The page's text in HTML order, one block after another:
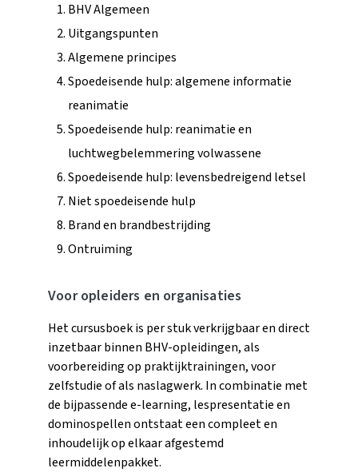
BHV Algemeen
Uitgangspunten
Algemene principes
Spoedeisende hulp: algemene informatie
reanimatie
Spoedeisende hulp: reanimatie en
luchtwegbelemmering volwassene
Spoedeisende hulp: levensbedreigend letsel
Niet spoedeisende hulp
Brand en brandbestrijding
Ontruiming
Voor opleiders en organisaties
Het cursusboek is per stuk verkrijgbaar en direct
inzetbaar binnen BHV-opleidingen, als
voorbereiding op praktijktrainingen, voor
zelfstudie of als naslagwerk. In combinatie met
de bijpassende e-learning, lespresentatie en
dominospellen ontstaat een compleet en
inhoudelijk op elkaar afgestemd
leermiddelenpakket.